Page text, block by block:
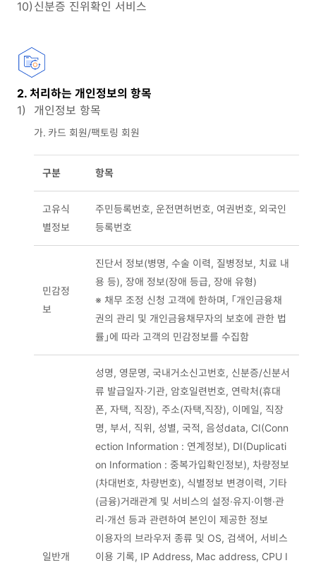
10) 신분증 진위확인 서비스
2. 처리하는 개인정보의 항목
1)
개인정보 항목
가. 카드 회원/팩토링 회원
구분 항목
고유식
별정보
주민등록번호, 운전면허번호, 여권번호, 외국인
등록번호
민감정
보
진단서 정보(병명, 수술 이력, 질병정보, 치료 내
용 등), 장애 정보(장애 등급, 장애 유형)
※ 채무 조정 신청 고객에 한하며, 「개인금융채
권의 관리 및 개인금융채무자의 보호에 관한 법
률」에 따라 고객의 민감정보를 수집함
일반개
성명, 영문명, 국내거소신고번호, 신분증/신분서
류 발급일자·기관, 암호일련번호, 연락처(휴대
폰, 자택, 직장), 주소(자택,직장), 이메일, 직장
명, 부서, 직위, 성별, 국적, 음성data, CI(Conn
ection Information : 연계정보), DI(Duplicati
on Information : 중복가입확인정보), 차량정보
(차대번호, 차량번호), 식별정보 변경이력, 기타
(금융)거래관계 및 서비스의 설정·유지·이행·관
리·개선 등과 관련하여 본인이 제공한 정보
이용자의 브라우저 종류 및 OS, 검색어, 서비스
이용 기록, IP Address, Mac address, CPU I